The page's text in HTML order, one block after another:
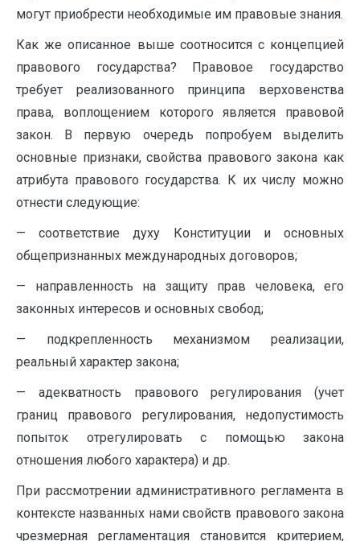
могут приобрести необходимые им правовые знания.
Как же описанное выше соотносится с концепцией
правового государства? Правовое государство
требует реализованного принципа верховенства
права, воплощением которого является правовой
закон. В первую очередь попробуем выделить
основные признаки, свойства правового закона как
атрибута правового государства. К их числу можно
отнести следующие:
— соответствие духу Конституции и основных
общепризнанных международных договоров;
— направленность на защиту прав человека, его
законных интересов и основных свобод;
— подкрепленность механизмом реализации,
реальный характер закона;
— адекватность правового регулирования (учет
границ правового регулирования, недопустимость
попыток отрегулировать с помощью закона
отношения любого характера) и др.
При рассмотрении административного регламента в
контексте названных нами свойств правового закона
чрезмерная регламентация становится критерием,